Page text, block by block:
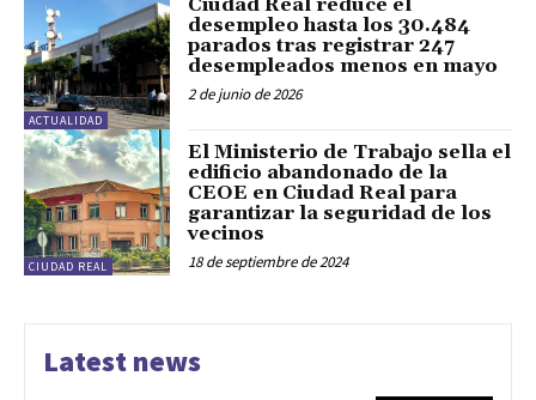
ACTUALIDAD
Ciudad Real reduce el
desempleo hasta los 30.484
parados tras registrar 247
desempleados menos en mayo
2 de junio de 2026
CIUDAD REAL
El Ministerio de Trabajo sella el
edificio abandonado de la
CEOE en Ciudad Real para
garantizar la seguridad de los
vecinos
18 de septiembre de 2024
Latest news